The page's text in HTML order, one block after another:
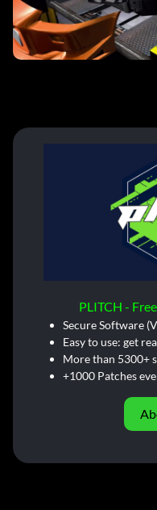
PLITCH -
Secure Software
Easy to use: get
More than 5300+
+1000 Patches